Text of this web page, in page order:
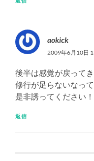
aokick
2009年6月10日
後半は感覚が戻って
修行が足らないなっ
是非誘ってください
返信